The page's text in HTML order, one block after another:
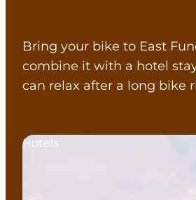
Bring your bike to East
combine it with a hotel
can relax after a long bike
Hotels